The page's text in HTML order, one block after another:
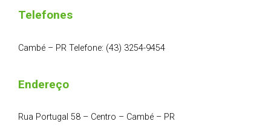
Telefones
Cambé – PR Telefone: (43) 3254-9454
Endereço
Rua Portugal 58 – Centro – Cambé – PR